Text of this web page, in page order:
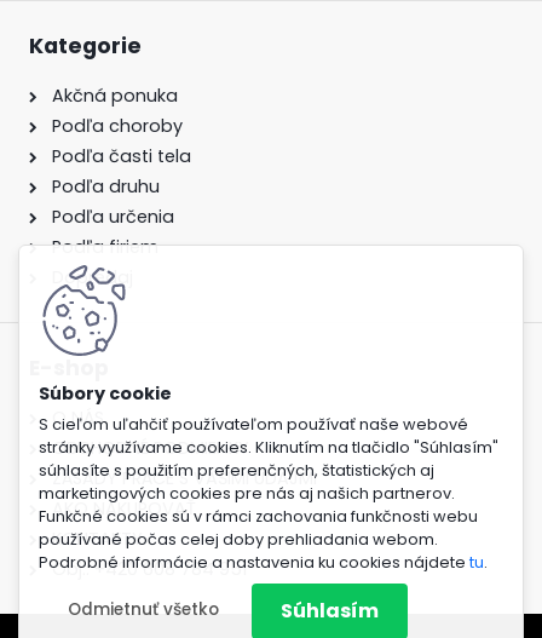
S cieľom uľahčiť používateľom používať naše webové
stránky využívame cookies. Kliknutím na tlačidlo "Súhlasím"
súhlasíte s použitím preferenčných, štatistických aj
marketingových cookies pre nás aj našich partnerov.
Funkčné cookies sú v rámci zachovania funkčnosti webu
používané počas celej doby prehliadania webom.
Podrobné informácie a nastavenia ku cookies nájdete tu.
Odmietnuť všetko Súhlasím
Kategorie
Akčná ponuka
Podľa choroby
Podľa časti tela
Podľa druhu
Podľa určenia
Podľa firiem
Dopredaj
O NÁS
OBCHODNÉ PODMIENKY
ZÁSADY PRÁCE S VAŠIMI ÚDAJMI
AKO NAKUPOVAŤ
KONTAKTY
Obj.: +420 608 784 951